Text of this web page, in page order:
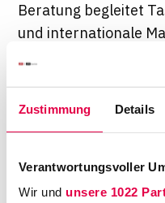
Zustimmung Details
Verantwortungsvoller
Wir und unsere 1022
Beratung begleitet
und internationale
um die interne
Mandanten gegen
Auf einem anderen